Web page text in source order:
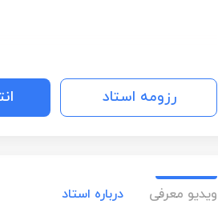
رزومه استاد
ویدیو معرفی درباره استاد